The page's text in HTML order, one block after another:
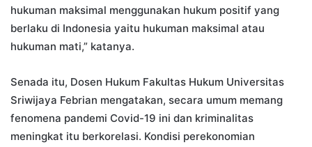
hukuman maksimal menggunakan hukum positif yang
berlaku di Indonesia yaitu hukuman maksimal atau
hukuman mati,” katanya.
Senada itu, Dosen Hukum Fakultas Hukum Universitas
Sriwijaya Febrian mengatakan, secara umum memang
fenomena pandemi Covid-19 ini dan kriminalitas
meningkat itu berkorelasi. Kondisi perekonomian